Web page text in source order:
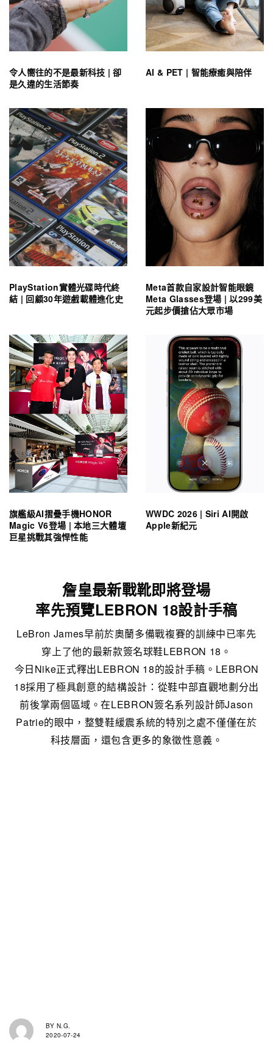
令人嚮往的不是最新科技 | 卻
是久違的生活節奏
AI & PET | 智能療癒與陪伴
PlayStation實體光碟時代終
結 | 回顧30年遊戲載體進化史
Meta首款自家設計智能眼鏡
Meta Glasses登場 | 以299美
元起步價搶佔大眾市場
旗艦級AI摺疊手機HONOR
Magic V6登場 | 本地三大體壇
巨星挑戰其強悍性能
WWDC 2026 | Siri AI開啟
Apple新紀元
詹皇最新戰靴即將登場
率先預覽LEBRON 18設計手稿
LeBron James早前於奧蘭多備戰複賽的訓練中已率先
穿上了他的最新款簽名球鞋LEBRON 18。
今日Nike正式釋出LEBRON 18的設計手稿。LEBRON
18採用了極具創意的結構設計：從鞋中部直觀地劃分出
前後掌兩個區域。在LEBRON簽名系列設計師Jason
Patrie的眼中，整雙鞋緩震系統的特別之處不僅僅在於
科技層面，還包含更多的象徵性意義。
BY N.G.
2020-07-24